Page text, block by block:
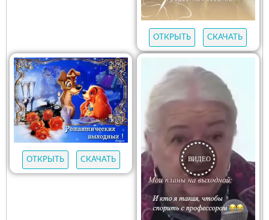
ОТКРЫТЬ СКАЧАТЬ
ОТКРЫТЬ СКАЧАТЬ